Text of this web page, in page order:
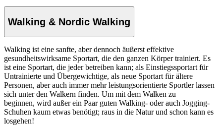
Walking & Nordic Walking
Walking ist eine sanfte, aber dennoch äußerst effektive
gesundheitswirksame Sportart, die den ganzen Körper trainiert. Es
ist eine Sportart, die jeder betreiben kann; als Einstiegssportart für
Untrainierte und Übergewichtige, als neue Sportart für ältere
Personen, aber auch immer mehr leistungsorientierte Sportler lassen
sich unter den Walkern finden. Um mit dem Walken zu
beginnen, wird außer ein Paar guten Walking- oder auch Jogging-
Schuhen kaum etwas benötigt; raus in die Natur und schon kann es
losgehen!